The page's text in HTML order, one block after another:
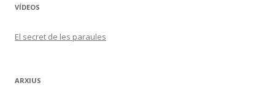
VÍDEOS
El secret de les paraules
ARXIUS